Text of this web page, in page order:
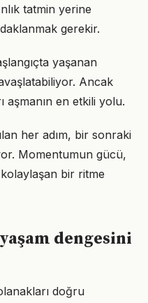
tatmin yerine
gerekir.
yaşanan
Ancak
aşmanın en etkili yolu.
her adım, bir sonraki
Momentumun gücü,
bir ritme
dengesini
doğru